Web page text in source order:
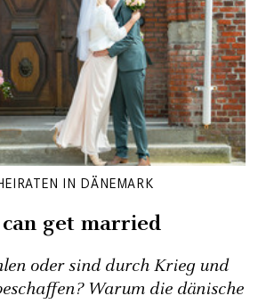
IN DÄNEMARK
get married
oder sind durch Krieg und
Warum die dänische